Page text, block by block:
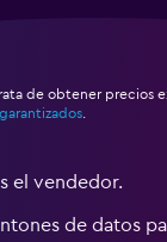
de obtener precios
el vendedor.
de datos